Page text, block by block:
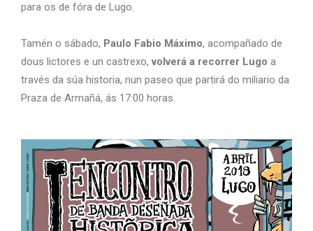
para os de fóra de Lugo.
Tamén o sábado, Paulo Fabio Máximo, acompañado de
dous lictores e un castrexo,volverá a recorrer Lugo a
través da súa historia, nun paseo que partirá do miliario da
Praza de Armañá, ás 17:00 horas.